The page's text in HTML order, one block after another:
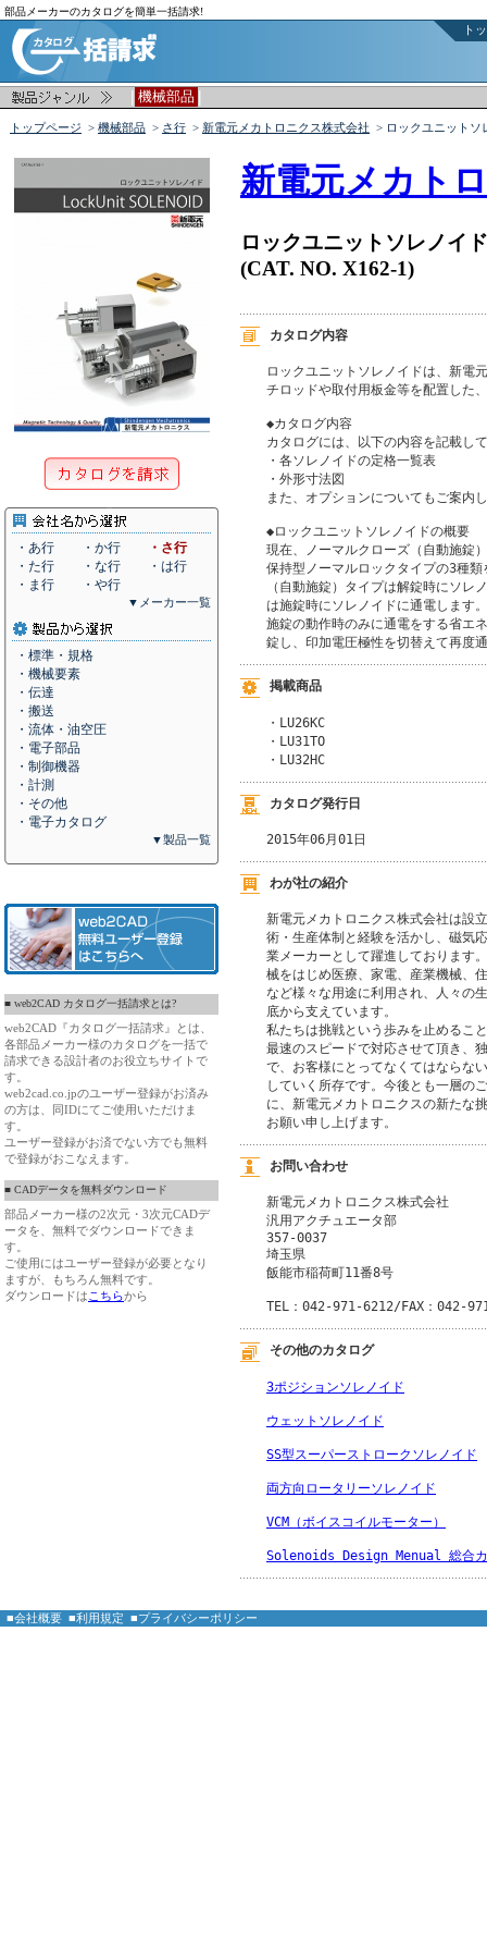
部品メーカーのカタログを簡単一括請求!
ト
| 機械部品 |
トップページ > 機械部品 > さ行 > 新電元メカトロニクス株式会社 > ロックユニットソ
・あ行 ・か行
・さ行
・た行
・な行
・は行
・ま行
・や行
▼メーカー一覧
・標準・規格
・機械要素
・伝達
・搬送
・流体・油空圧
・電子部品
・制御機器
・計測
・その他
・電子カタログ
▼製品一覧
■ web2CAD カタログ一括請求とは?
web2CAD『カタログ一括請求』とは、
各部品メーカー様のカタログを一括で
請求できる設計者のお役立ちサイトで
す。
web2cad.co.jpのユーザー登録がお済み
の方は、同IDにてご使用いただけま
す。
ユーザー登録がお済でない方でも無料
で登録がおこなえます。
■ CADデータを無料ダウンロード
部品メーカー様の2次元・3次元CADデ
ータを、無料でダウンロードできま
す。
ご使用にはユーザー登録が必要となり
ますが、もちろん無料です。
ダウンロードは こちらから
新電元メカト
ロックユニットソレノイド
(CAT. NO. X162-1)
カタログ内容
ロックユニットソレノイドは、新電
チロッドや取付用板金等を配置した
◆カタログ内容
カタログには、以下の内容を記載し
・各ソレノイドの定格一覧表
・外形寸法図
また、オプションについてもご案内
◆ロックユニットソレノイドの概要
現在、ノーマルクローズ（自動施錠
保持型ノーマルロックタイプの3種
（自動施錠）タイプは解錠時にソレ
は施錠時にソレノイドに通電します
施錠の動作時のみに通電をする省エ
錠し、印加電圧極性を切替えて再度
掲載商品
・LU26KC
・LU31TO
・LU32HC
カタログ発行日
2015年06月01日
わが社の紹介
新電元メカトロニクス株式会社は設
術・生産体制と経験を活かし、磁気
業メーカーとして躍進しております
械をはじめ医療、家電、産業機械、
など様々な用途に利用され、人々の
底から支えています。
私たちは挑戦という歩みを止めるこ
最速のスピードで対応させて頂き、
で、お客様にとってなくてはならな
していく所存です。今後とも一層の
に、新電元メカトロニクスの新たな
お願い申し上げます。
お問い合わせ
新電元メカトロニクス株式会社
汎用アクチュエータ部
357-0037
埼玉県
飯能市稲荷町11番8号
TEL：042-971-6212/FAX：042-
その他のカタログ
3ポジションソレノイド
ウェットソレノイド
SS型スーパーストロークソレノイド
両方向ロータリーソレノイド
VCM（ボイスコイルモーター）
Solenoids Design Menual 総合カ
■会社概要 ■利用規定 ■プライバシーポリシー